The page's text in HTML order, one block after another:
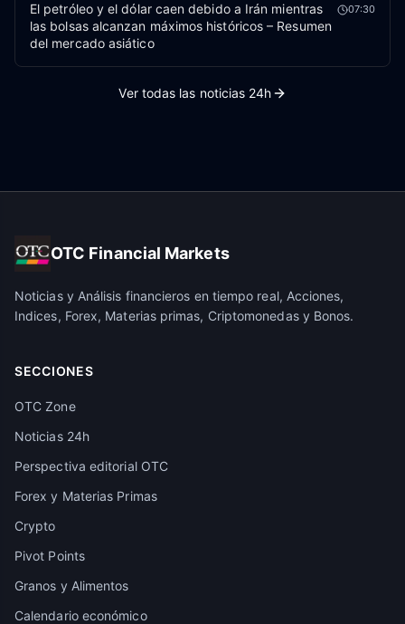
El petróleo y el dólar caen debido a Irán mientras
las bolsas alcanzan máximos históricos – Resumen
del mercado asiático
07:30
Ver todas las noticias 24h
OTC Financial Markets
Noticias y Análisis financieros en tiempo real, Acciones,
Indices, Forex, Materias primas, Criptomonedas y Bonos.
SECCIONES
OTC Zone
Noticias 24h
Perspectiva editorial OTC
Forex y Materias Primas
Crypto
Pivot Points
Granos y Alimentos
Calendario económico